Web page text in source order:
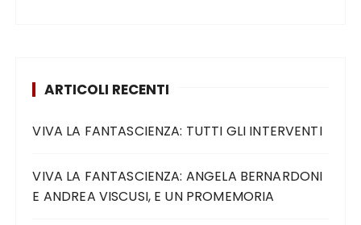
ARTICOLI RECENTI
VIVA LA FANTASCIENZA: TUTTI GLI INTERVENTI
VIVA LA FANTASCIENZA: ANGELA BERNARDONI
E ANDREA VISCUSI, E UN PROMEMORIA